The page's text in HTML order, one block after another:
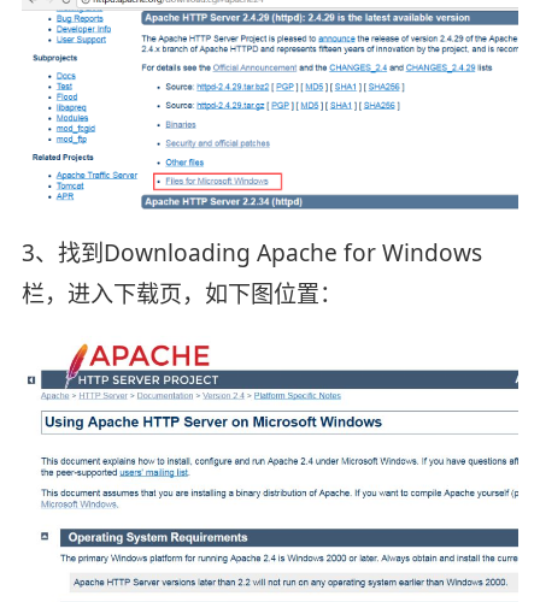
3、找到Downloading Apache for Windows
栏，进入下载页，如下图位置：